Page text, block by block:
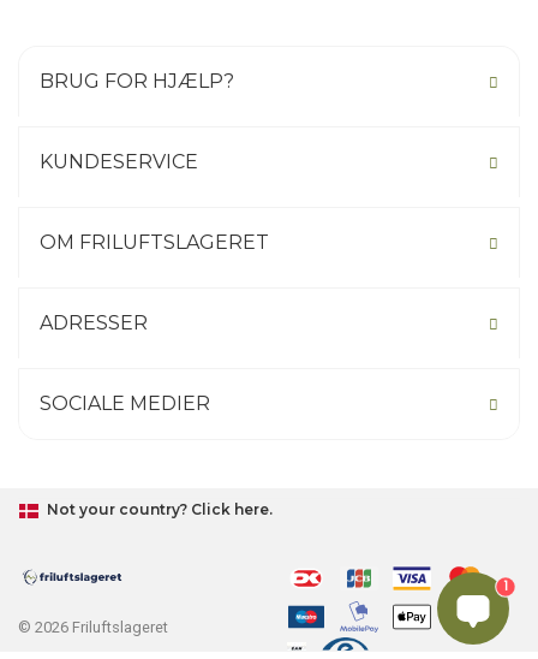
BRUG FOR HJÆLP?
KUNDESERVICE
OM FRILUFTSLAGERET
ADRESSER
SOCIALE MEDIER
Not your country? Click here.
© 2026 Friluftslageret
1